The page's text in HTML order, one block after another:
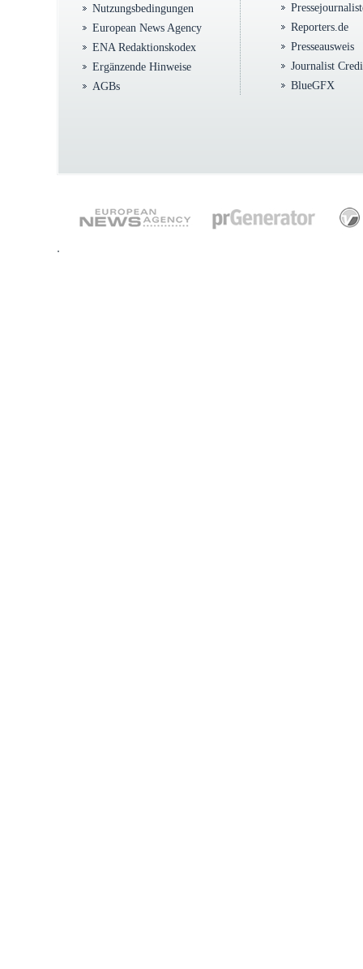
Nutzungsbedingungen
European News Agency
ENA Redaktionskodex
Ergänzende Hinweise
AGBs
Reporters.de
Presseausweis
Journalist
BlueGFX
.